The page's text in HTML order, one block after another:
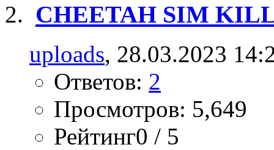
CHEETAH SIM
uploads, 28.03.2023
Ответов: 2
Просмотров: 5,649
Рейтинг0 / 5